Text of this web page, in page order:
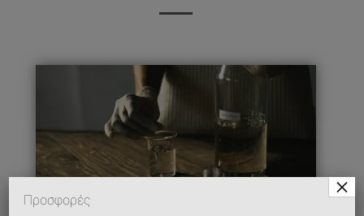
Προσφορές
×